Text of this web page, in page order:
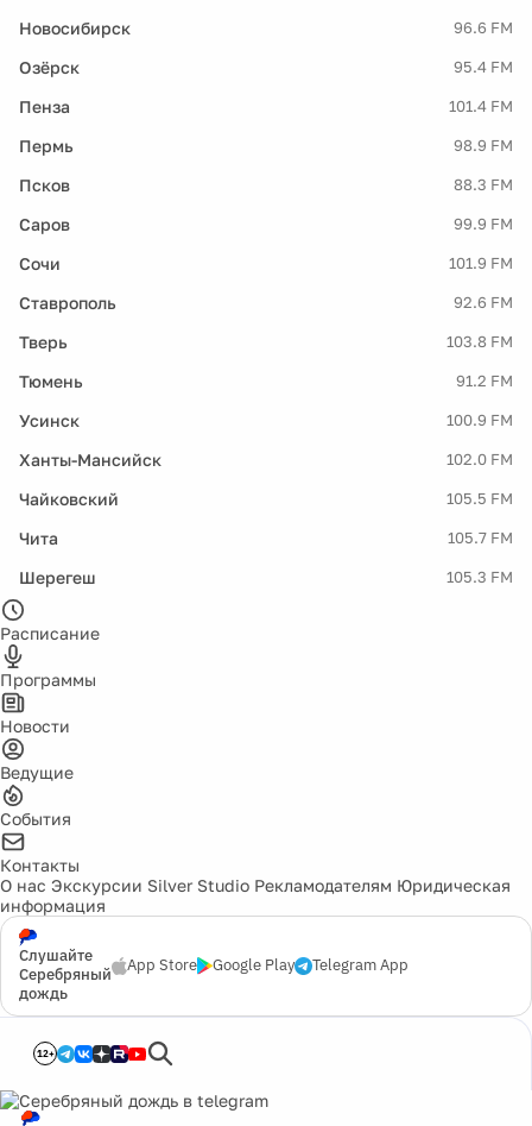
Новосибирск 96.6 FM
Озёрск 95.4 FM
Пенза 101.4 FM
Пермь 98.9 FM
Псков 88.3 FM
Саров 99.9 FM
Сочи 101.9 FM
Ставрополь 92.6 FM
Тверь 103.8 FM
Тюмень 91.2 FM
Усинск 100.9 FM
Ханты-Мансийск 102.0 FM
Чайковский 105.5 FM
Чита 105.7 FM
Шерегеш 105.3 FM
Расписание
Программы
Новости
Ведущие
События
Контакты
О нас Экскурсии Silver Studio Рекламодателям Юридическая
информация
Слушайте
Серебряный
дождь
App Store Google Play Telegram App
12+